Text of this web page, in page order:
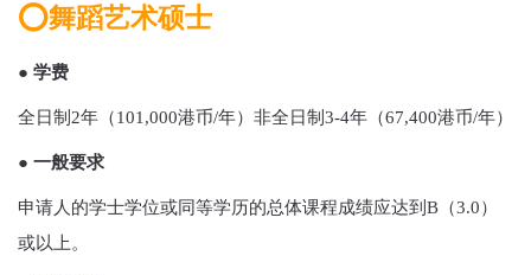
⭕舞蹈艺术硕士
● 学费
全日制2年（101,000港币/年）非全日制3-4年（67,400港币/年）
● 一般要求
申请人的学士学位或同等学历的总体课程成绩应达到B（3.0）
或以上。